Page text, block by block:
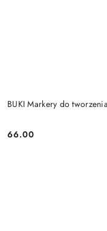
BUKI Markery do
Cena:
66.00